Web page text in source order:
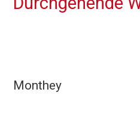
Monthey